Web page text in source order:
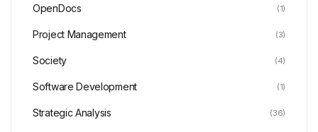
OpenDocs (1)
Project Management (3)
Society (4)
Software Development (1)
Strategic Analysis (36)